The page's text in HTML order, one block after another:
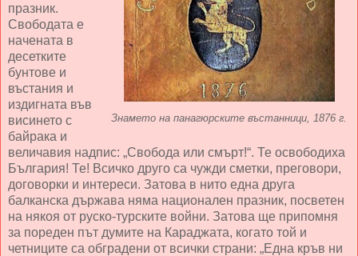
Знамето на панагюрските въстанници, 1876 г.
празник.
Свободата е
начената в
десетките
бунтове и
въстания и
издигната във
висинето с
байрака и
величавия надпис: „Свобода или смърт!“. Те освободиха
България! Те! Всичко друго са чужди сметки, преговори,
договорки и интереси. Затова в нито една друга
балканска държава няма национален празник, посветен
на някоя от руско-турските войни. Затова ще припомня
за пореден път думите на Караджата, когато той и
четниците са обградени от всички страни: „Една кръв ни